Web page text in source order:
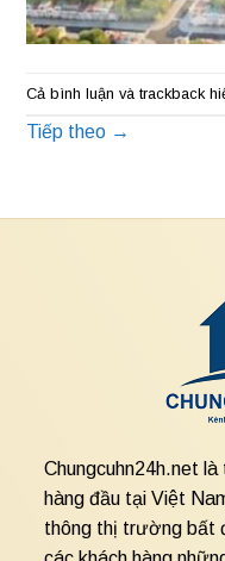
Cả bình luận và trackback
Tiếp theo →
Chungcuhn24h.net
hàng đầu tại Việt
thông thị trường bất